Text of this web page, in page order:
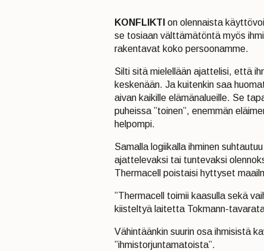
KONFLIKTI on olennaista
se tosiaan välttämätöntä myös
rakentavat koko persoonamme.
Silti sitä mielellään ajattelisi, että
keskenään. Ja kuitenkin saa
aivan kaikille elämänalueille. Se
puheissa ”toinen”, enemmän
helpompi.
Samalla logiikalla ihminen
ajattelevaksi tai tuntevaksi
Thermacell poistaisi hyttyset
”Thermacell toimii kaasulla sekä
kiisteltyä laitetta Tokmann-
Vähintäänkin suurin osa ihmisistä
”ihmistorjuntamatoista”.